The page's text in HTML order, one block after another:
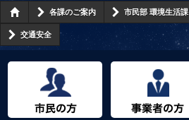
各課のご案内 市民部 環境生活課
交通安全